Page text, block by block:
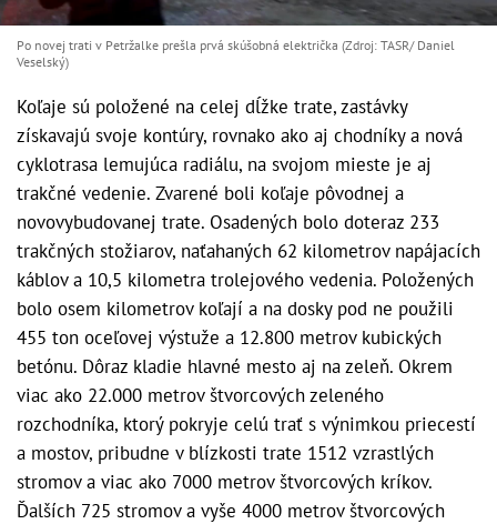
Po novej trati v Petržalke prešla prvá skúšobná električka (Zdroj: TASR/ Daniel
Veselský)
Koľaje sú položené na celej dĺžke trate, zastávky
získavajú svoje kontúry, rovnako ako aj chodníky a nová
cyklotrasa lemujúca radiálu, na svojom mieste je aj
trakčné vedenie. Zvarené boli koľaje pôvodnej a
novovybudovanej trate. Osadených bolo doteraz 233
trakčných stožiarov, naťahaných 62 kilometrov napájacích
káblov a 10,5 kilometra trolejového vedenia. Položených
bolo osem kilometrov koľají a na dosky pod ne použili
455 ton oceľovej výstuže a 12.800 metrov kubických
betónu. Dôraz kladie hlavné mesto aj na zeleň. Okrem
viac ako 22.000 metrov štvorcových zeleného
rozchodníka, ktorý pokryje celú trať s výnimkou priecestí
a mostov, pribudne v blízkosti trate 1512 vzrastlých
stromov a viac ako 7000 metrov štvorcových kríkov.
Ďalších 725 stromov a vyše 4000 metrov štvorcových